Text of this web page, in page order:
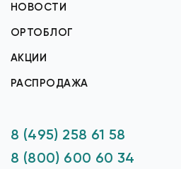
НОВОСТИ
ОРТОБЛОГ
АКЦИИ
РАСПРОДАЖА
8 (495) 258 61 58
8 (800) 600 60 34